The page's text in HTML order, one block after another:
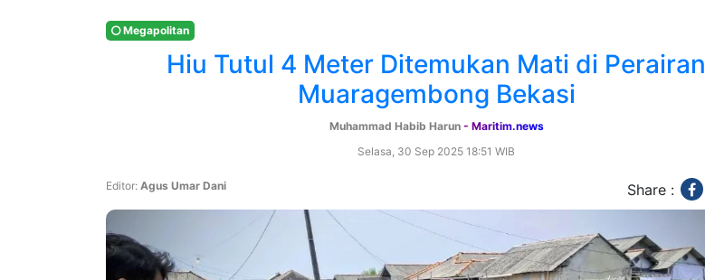
Megapolitan
Hiu Tutul 4 Meter Ditemukan Mati di Perairan
Muaragembong Bekasi
Muhammad Habib Harun - Maritim.news
Selasa, 30 Sep 2025 18:51 WIB
Editor: Agus Umar Dani Share :